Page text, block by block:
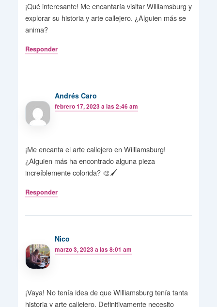
¡Qué interesante! Me encantaría visitar Williamsburg y
explorar su historia y arte callejero. ¿Alguien más se
anima?
Responder
Andrés Caro
febrero 17, 2023 a las 2:46 am
¡Me encanta el arte callejero en Williamsburg!
¿Alguien más ha encontrado alguna pieza
increíblemente colorida? 🎨🖌️
Responder
Nico
marzo 3, 2023 a las 8:01 am
¡Vaya! No tenía idea de que Williamsburg tenía tanta
historia y arte callejero. Definitivamente necesito